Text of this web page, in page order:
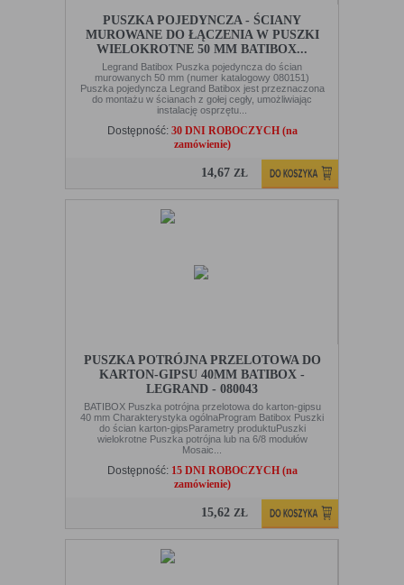
PUSZKA POJEDYNCZA - ŚCIANY
MUROWANE DO ŁĄCZENIA W PUSZKI
WIELOKROTNE 50 MM BATIBOX...
Legrand Batibox Puszka pojedyncza do ścian
murowanych 50 mm (numer katalogowy 080151)
Puszka pojedyncza Legrand Batibox jest przeznaczona
do montażu w ścianach z gołej cegły, umożliwiając
instalację osprzętu...
Dostępność: 30 DNI ROBOCZYCH (na
zamówienie)
14,67ZŁ
PUSZKA POTRÓJNA PRZELOTOWA DO
KARTON-GIPSU 40MM BATIBOX -
LEGRAND - 080043
BATIBOX Puszka potrójna przelotowa do karton-gipsu
40 mm Charakterystyka ogólnaProgram Batibox Puszki
do ścian karton-gipsParametry produktuPuszki
wielokrotne Puszka potrójna lub na 6/8 modułów
Mosaic...
Dostępność: 15 DNI ROBOCZYCH (na
zamówienie)
15,62ZŁ